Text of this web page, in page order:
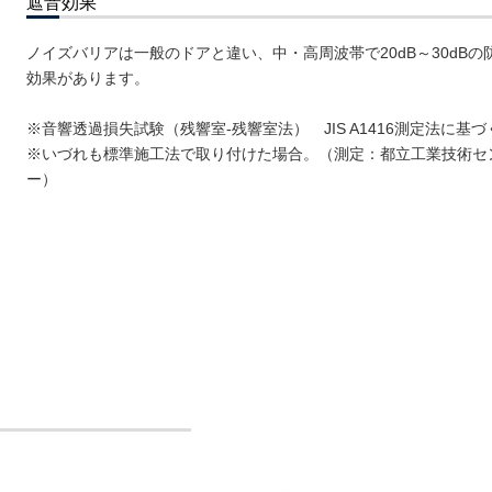
ノイズバリアは一般のドアと違い、中・高周波帯で20dB～30dBの
効果があります。
※音響透過損失試験（残響室-残響室法） JIS A1416測定法に基づ
※いづれも標準施工法で取り付けた場合。（測定：都立工業技術セ
ー）